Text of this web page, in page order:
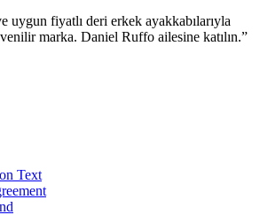
uygun fiyatlı deri erkek ayakkabılarıyla
marka. Daniel Ruffo ailesine katılın.”
Text